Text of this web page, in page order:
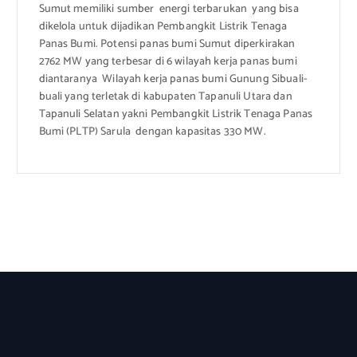
Sumut memiliki sumber energi terbarukan yang bisa
dikelola untuk dijadikan Pembangkit Listrik Tenaga
Panas Bumi. Potensi panas bumi Sumut diperkirakan
2762 MW yang terbesar di 6 wilayah kerja panas bumi
diantaranya Wilayah kerja panas bumi Gunung Sibuali-
buali yang terletak di kabupaten Tapanuli Utara dan
Tapanuli Selatan yakni Pembangkit Listrik Tenaga Panas
Bumi (PLTP) Sarula dengan kapasitas 330 MW.